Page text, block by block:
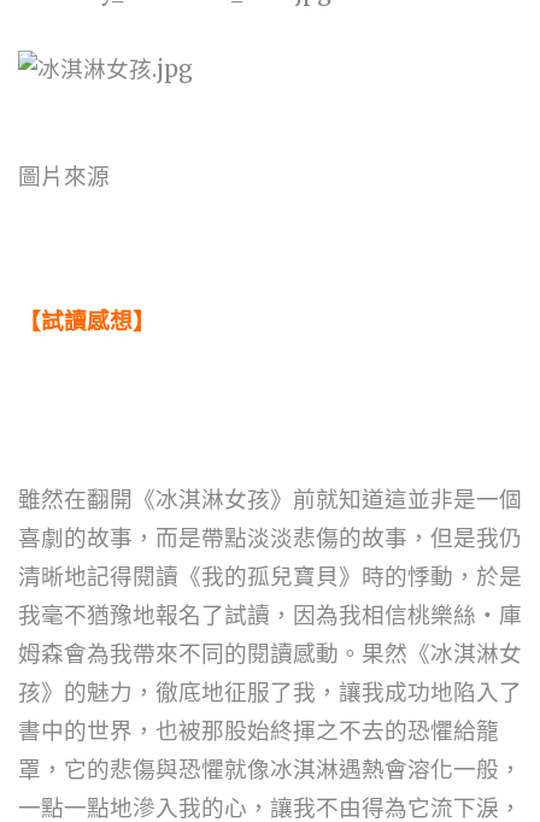
圖片來源
【試讀感想】
雖然在翻開《冰淇淋女孩》前就知道這並非是一個
喜劇的故事，而是帶點淡淡悲傷的故事，但是我仍
清晰地記得閱讀《我的孤兒寶貝》時的悸動，於是
我毫不猶豫地報名了試讀，因為我相信桃樂絲 ‧ 庫
姆森會為我帶來不同的閱讀感動。果然《冰淇淋女
孩》的魅力，徹底地征服了我，讓我成功地陷入了
書中的世界，也被那股始終揮之不去的恐懼給籠
罩，它的悲傷與恐懼就像冰淇淋遇熱會溶化一般，
一點一點地滲入我的心，讓我不由得為它流下淚，